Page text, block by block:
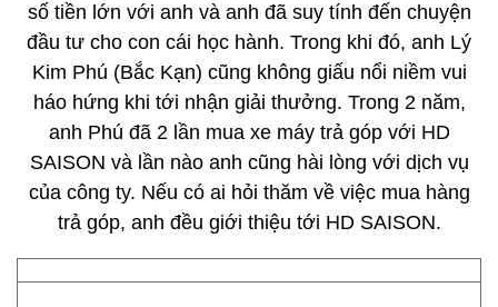
số tiền lớn với anh và anh đã suy tính đến chuyện
đầu tư cho con cái học hành. Trong khi đó, anh Lý
Kim Phú (Bắc Kạn) cũng không giấu nổi niềm vui
háo hứng khi tới nhận giải thưởng. Trong 2 năm,
anh Phú đã 2 lần mua xe máy trả góp với HD
SAISON và lần nào anh cũng hài lòng với dịch vụ
của công ty. Nếu có ai hỏi thăm về việc mua hàng
trả góp, anh đều giới thiệu tới HD SAISON.